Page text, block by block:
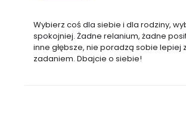
Wybierz coś dla siebie i dla rodziny,
spokojniej. Żadne relanium, żadne
inne głębsze, nie poradzą sobie lepiej
zadaniem. Dbajcie o siebie!